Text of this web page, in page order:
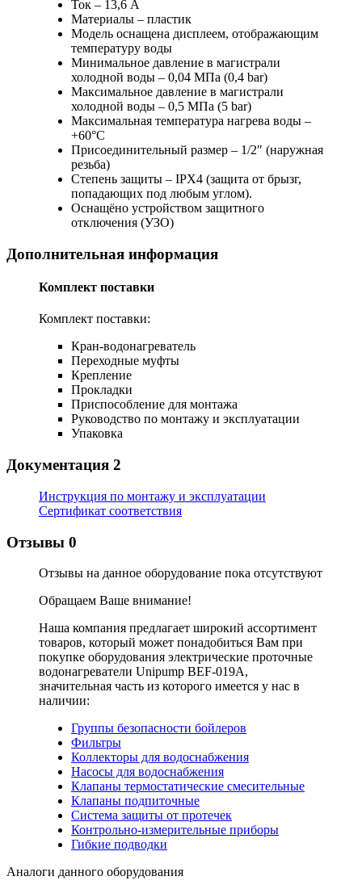
Ток – 13,6 А
Материалы – пластик
Модель оснащена дисплеем, отображающим
температуру воды
Минимальное давление в магистрали
холодной воды – 0,04 МПа (0,4 bar)
Максимальное давление в магистрали
холодной воды – 0,5 МПа (5 bar)
Максимальная температура нагрева воды –
+60°С
Присоединительный размер – 1/2″ (наружная
резьба)
Степень защиты – IPX4 (защита от брызг,
попадающих под любым углом).
Оснащёно устройством защитного
отключения (УЗО)
Дополнительная информация
Комплект поставки
Комплект поставки:
Кран-водонагреватель
Переходные муфты
Крепление
Прокладки
Приспособление для монтажа
Руководство по монтажу и эксплуатации
Упаковка
Документация 2
Инструкция по монтажу и эксплуатации
Сертификат соответствия
Отзывы 0
Отзывы на данное оборудование пока отсутствуют
Обращаем Ваше внимание!
Наша компания предлагает широкий ассортимент
товаров, который может понадобиться Вам при
покупке оборудования электрические проточные
водонагреватели Unipump BEF-019A,
значительная часть из которого имеется у нас в
наличии:
Группы безопасности бойлеров
Фильтры
Коллекторы для водоснабжения
Насосы для водоснабжения
Клапаны термостатические смесительные
Клапаны подпиточные
Система защиты от протечек
Контрольно-измерительные приборы
Гибкие подводки
Аналоги данного оборудования